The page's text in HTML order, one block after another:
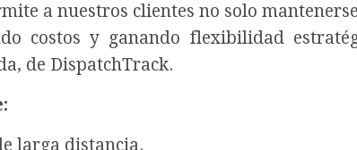
a nuestros clientes no solo
costos y ganando flexibilidad
de DispatchTrack.
larga distancia.